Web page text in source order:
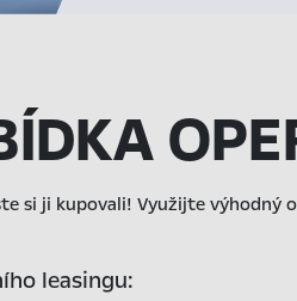
si ji kupovali! Využijte výhodný
leasingu: